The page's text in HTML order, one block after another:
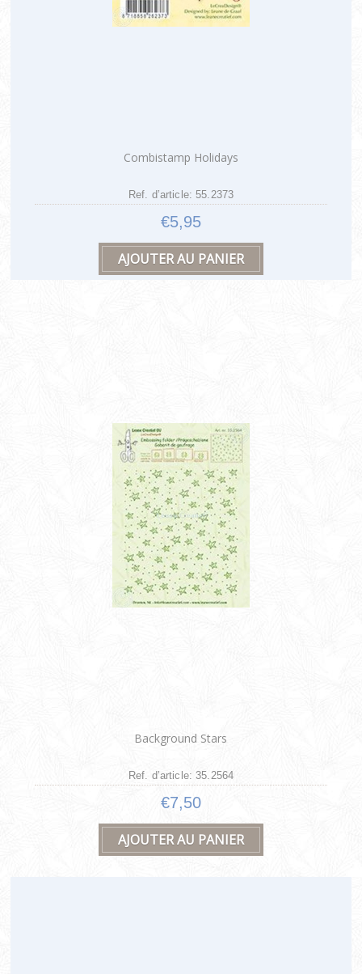
Combistamp Holidays
Ref. d’article: 55.2373
€5,95
Background Stars
Ref. d’article: 35.2564
€7,50